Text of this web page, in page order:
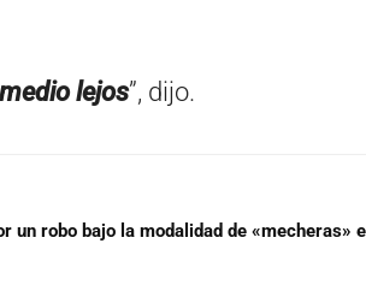
lejos”, dijo.
un robo bajo la modalidad de «mecheras»